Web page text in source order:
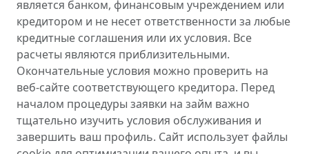
является банком, финансовым учреждением или
кредитором и не несет ответственности за любые
кредитные соглашения или их условия. Все
расчеты являются приблизительными.
Окончательные условия можно проверить на
веб-сайте соответствующего кредитора. Перед
началом процедуры заявки на займ важно
тщательно изучить условия обслуживания и
завершить ваш профиль. Сайт использует файлы